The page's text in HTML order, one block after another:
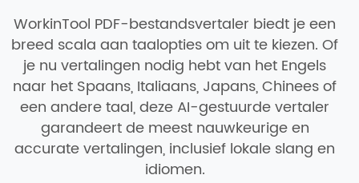
WorkinTool PDF-bestandsvertaler biedt je een
breed scala aan taalopties om uit te kiezen. Of
je nu vertalingen nodig hebt van het Engels
naar het Spaans, Italiaans, Japans, Chinees of
een andere taal, deze AI-gestuurde vertaler
garandeert de meest nauwkeurige en
accurate vertalingen, inclusief lokale slang en
idiomen.